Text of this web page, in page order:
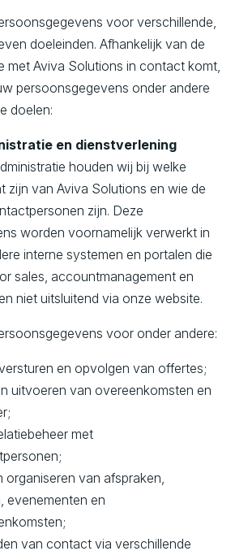
voor verschillende,
doeleinden. Afhankelijk van de
met Aviva Solutions in contact komt,
persoonsgegevens onder andere
doelen:
en dienstverlening
houden wij bij welke
zijn van Aviva Solutions en wie de
zijn. Deze
worden voornamelijk verwerkt in
interne systemen en portalen die
sales, accountmanagement en
niet uitsluitend via onze website.
voor onder andere:
en opvolgen van offertes;
uitvoeren van overeenkomsten en
met
organiseren van afspraken,
evenementen en
van contact via verschillende